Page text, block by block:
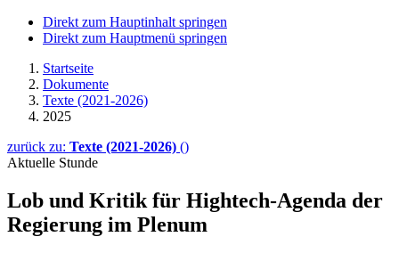
Direkt zum Hauptinhalt springen
Direkt zum Hauptmenü springen
Startseite
Dokumente
Texte (2021-2026)
2025
zurück zu: Texte (2021-2026) ()
Aktuelle Stunde
Lob und Kritik für Hightech-Agenda der
Regierung im Plenum